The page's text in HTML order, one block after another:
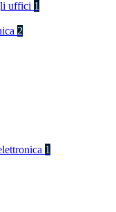
uffici 1
2
1